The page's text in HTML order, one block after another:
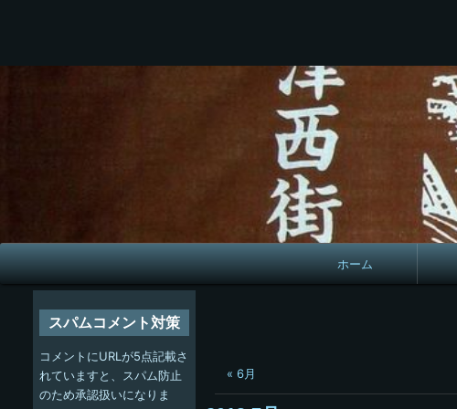
メ
イ
ホーム
« 6月
スパムコメント対策
コメントにURLが5点記載さ
れていますと、スパム防止
のため承認扱いになりま